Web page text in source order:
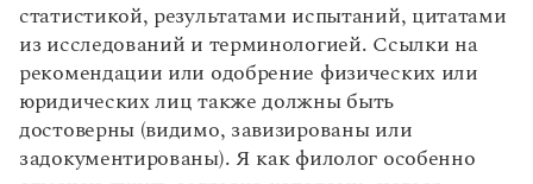
статистикой, результатами испытаний, цитатами
из исследований и терминологией. Ссылки на
рекомендации или одобрение физических или
юридических лиц также должны быть
достоверны (видимо, завизированы или
задокументированы). Я как филолог особенно